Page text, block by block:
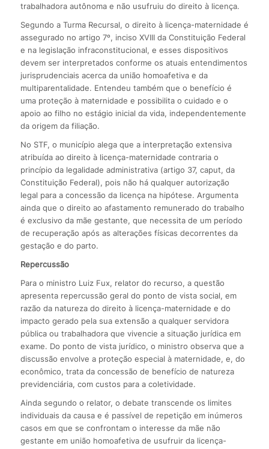
trabalhadora autônoma e não usufruiu do direito à licença.
Segundo a Turma Recursal, o direito à licença-maternidade é
assegurado no artigo 7º, inciso XVIII da Constituição Federal
e na legislação infraconstitucional, e esses dispositivos
devem ser interpretados conforme os atuais entendimentos
jurisprudenciais acerca da união homoafetiva e da
multiparentalidade. Entendeu também que o benefício é
uma proteção à maternidade e possibilita o cuidado e o
apoio ao filho no estágio inicial da vida, independentemente
da origem da filiação.
No STF, o município alega que a interpretação extensiva
atribuída ao direito à licença-maternidade contraria o
princípio da legalidade administrativa (artigo 37, caput, da
Constituição Federal), pois não há qualquer autorização
legal para a concessão da licença na hipótese. Argumenta
ainda que o direito ao afastamento remunerado do trabalho
é exclusivo da mãe gestante, que necessita de um período
de recuperação após as alterações físicas decorrentes da
gestação e do parto.
Repercussão
Para o ministro Luiz Fux, relator do recurso, a questão
apresenta repercussão geral do ponto de vista social, em
razão da natureza do direito à licença-maternidade e do
impacto gerado pela sua extensão a qualquer servidora
pública ou trabalhadora que vivencie a situação jurídica em
exame. Do ponto de vista jurídico, o ministro observa que a
discussão envolve a proteção especial à maternidade, e, do
econômico, trata da concessão de benefício de natureza
previdenciária, com custos para a coletividade.
Ainda segundo o relator, o debate transcende os limites
individuais da causa e é passível de repetição em inúmeros
casos em que se confrontam o interesse da mãe não
gestante em união homoafetiva de usufruir da licença-